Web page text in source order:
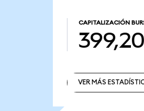
CAPITALIZACIÓN
VER MÁS